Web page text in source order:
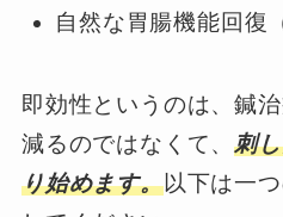
自然な胃腸機能回復
即効性というのは、鍼
減るのではなくて、刺
り始めます。以下は一